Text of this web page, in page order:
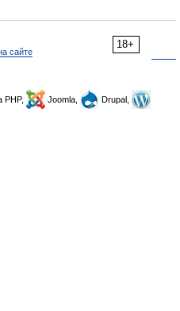
18+
сайте
PHP, Joomla,
Drupal,